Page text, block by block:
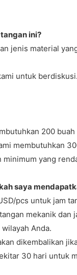
ini?
jenis material
untuk berdiskusi.
200
membutuhkan
yang
saya
pcs untuk jam
mekanik dan
Anda.
dikembalikan
30 hari untuk